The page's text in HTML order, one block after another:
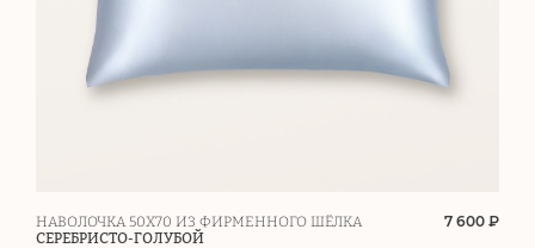
НАВОЛОЧКА 50Х70 ИЗ ФИРМЕННОГО ШЁЛКА
СЕРЕБРИСТО-ГОЛУБОЙ
7 600 ₽